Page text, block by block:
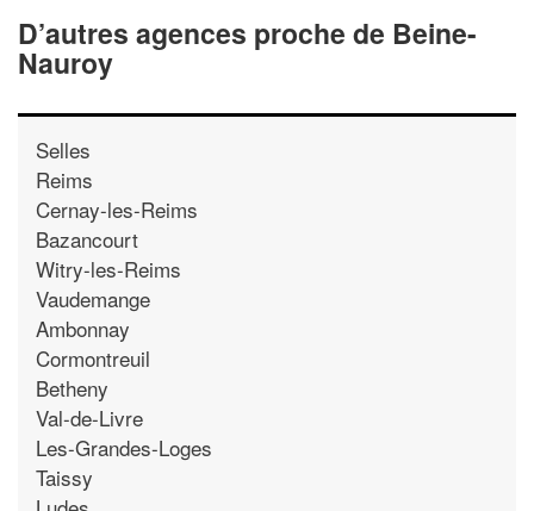
D’autres agences proche de Beine-
Nauroy
Selles
Reims
Cernay-les-Reims
Bazancourt
Witry-les-Reims
Vaudemange
Ambonnay
Cormontreuil
Betheny
Val-de-Livre
Les-Grandes-Loges
Taissy